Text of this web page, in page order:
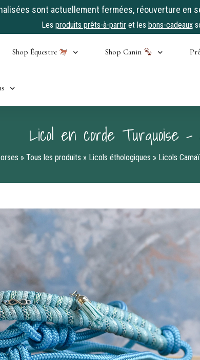
sont actuellement fermées, réouverture en
Les produits prêts-à-partiret les bons-cadeaux
Shop Équestre Shop Canin
Licol en corde Turquoise –
» Tous les produits » Licols éthologiques » Licols